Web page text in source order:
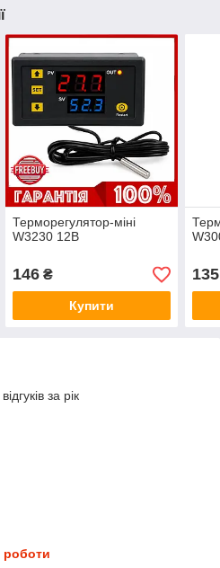
Терморегулятор-міні
W3230 12В
146₴
Купити
135
за рік
роботи